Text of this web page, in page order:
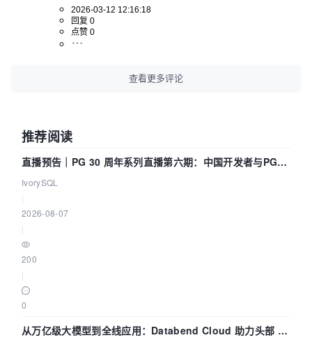
2026-03-12 12:16:18
回复 0
点赞 0
查看更多评论
推荐阅读
直播预告｜PG 30 周年系列直播第六期：中国开发者与PG内
核——我们改得动吗？我们贡献了什么？
IvorySQL
2026-08-07
200
0
从万亿级大模型到全线应用：Databend Cloud 助力头部 AI